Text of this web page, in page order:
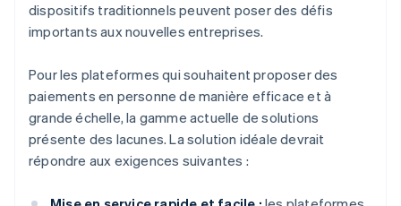
dispositifs traditionnels peuvent poser des défis
importants aux nouvelles entreprises.
Pour les plateformes qui souhaitent proposer des
paiements en personne de manière efficace et à
grande échelle, la gamme actuelle de solutions
présente des lacunes. La solution idéale devrait
répondre aux exigences suivantes :